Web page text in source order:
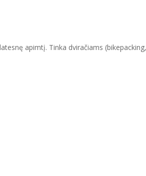
apimtį. Tinka dviračiams